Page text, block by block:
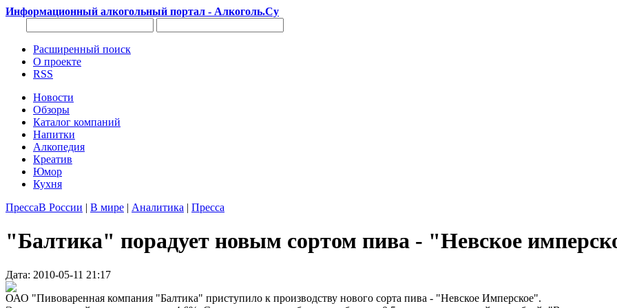
Информационный алкогольный портал - Алкоголь.Су
Расширенный поиск
О проекте
RSS
Новости
Обзоры
Каталог компаний
Напитки
Алкопедия
Креатив
Юмор
Кухня
ПрессаВ России | В мире | Аналитика | Пресса
"Балтика" порадует новым сортом пива - "Невское
Дата: 2010-05-11 21:17
ОАО "Пивоваренная компания "Балтика" приступило к производству нового сорта пива - "Невское Имперское".